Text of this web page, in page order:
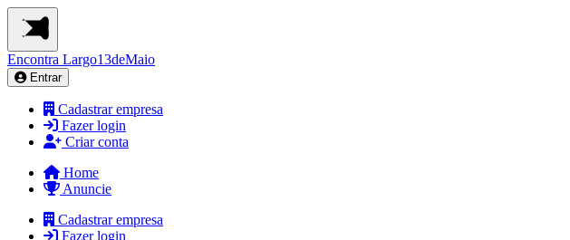
Encontra Largo13deMaio
Entrar
Cadastrar empresa
Fazer login
Criar conta
Home
Anuncie
Cadastrar empresa
Fazer login